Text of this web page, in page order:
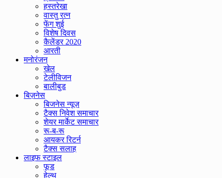
हस्तरेखा
वास्तु रत्न
फेंग शुई
विशेष दिवस
कैलेंडर 2020
आरती
मनोरंजन
खेल
टेलीविजन
बालीबुड
बिज़नेस
बिजनेस न्यूज़
टैक्स निवेश समाचार
शेयर मार्केट समाचार
रू-ब-रू
आयकर रिटर्न
टैक्स सलाह
लाइफ स्टाइल
फूड
हेल्थ